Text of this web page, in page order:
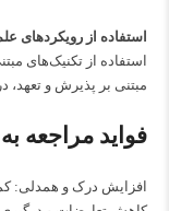
استفاده از رویکردهای
استفاده از تکنیک‌های
مبتنی بر پذیرش و تعهد،
فواید مراجعه
افزایش درک و همدلی: